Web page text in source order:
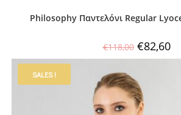
Philosophy Παντελόνι Regular
€118,00 €82,60
SALES !